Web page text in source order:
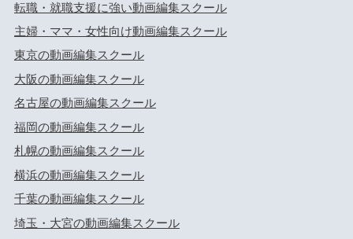
転職・就職支援に強い動画編集スクール
主婦・ママ・女性向け動画編集スクール
東京の動画編集スクール
大阪の動画編集スクール
名古屋の動画編集スクール
福岡の動画編集スクール
札幌の動画編集スクール
横浜の動画編集スクール
千葉の動画編集スクール
埼玉・大宮の動画編集スクール